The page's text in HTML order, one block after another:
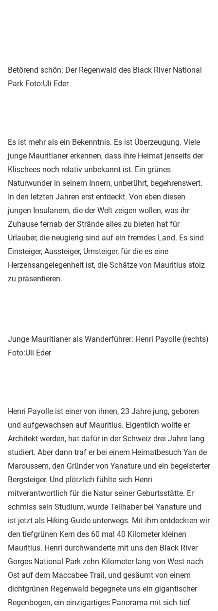
Betörend schön: Der Regenwald des Black River National
Park Foto:Uli Eder
Es ist mehr als ein Bekenntnis. Es ist Überzeugung. Viele
junge Mauritianer erkennen, dass ihre Heimat jenseits der
Klischees noch relativ unbekannt ist. Ein grünes
Naturwunder in seinem Innern, unberührt, begehrenswert.
In den letzten Jahren erst entdeckt. Von eben diesen
jungen Insulanern, die der Welt zeigen wollen, was ihr
Zuhause fernab der Strände alles zu bieten hat für
Urlauber, die neugierig sind auf ein fremdes Land. Es sind
Einsteiger, Aussteiger, Umsteiger, für die es eine
Herzensangelegenheit ist, die Schätze von Mauritius stolz
zu präsentieren.
Junge Mauritianer als Wanderführer: Henri Payolle (rechts)
Foto:Uli Eder
Henri Payolle ist einer von ihnen, 23 Jahre jung, geboren
und aufgewachsen auf Mauritius. Eigentlich wollte er
Architekt werden, hat dafür in der Schweiz drei Jahre lang
studiert. Aber dann traf er bei einem Heimatbesuch Yan de
Maroussem, den Gründer von Yanature und ein begeisterter
Bergsteiger. Und plötzlich fühlte sich Henri
mitverantwortlich für die Natur seiner Geburtsstätte. Er
schmiss sein Studium, wurde Teilhaber bei Yanature und
ist jetzt als Hiking-Guide unterwegs. Mit ihm entdeckten wir
den tiefgrünen Kern des 60 mal 40 Kilometer kleinen
Mauritius. Henri durchwanderte mit uns den Black River
Gorges National Park zehn Kilometer lang von West nach
Ost auf dem Maccabee Trail, und gesäumt von einem
dichtgrünen Regenwald begegnete uns ein gigantischer
Regenbogen, ein einzigartiges Panorama mit sich tief